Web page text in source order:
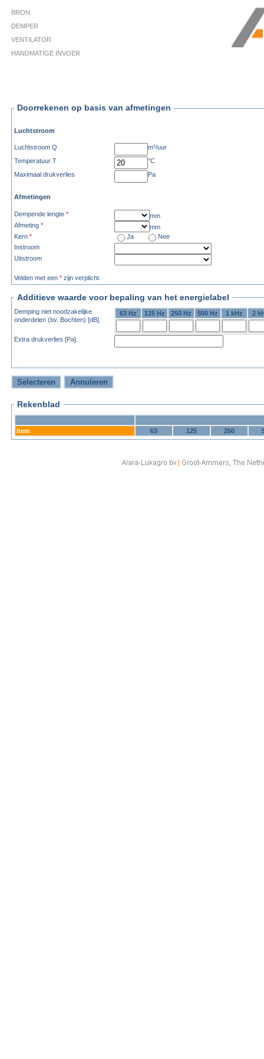
BRON
DEMPER
VENTILATOR
HANDMATIGE INVOER
Doorrekenen op basis van afmetingen
Luchtstroom
Luchtstroom Q
m³/uur
Temperatuur T
°C
Maximaal drukverlies
Pa
Afmetingen
Dempende lengte *
mm
Afmeting *
mm
Kern * Ja
Nee
Instroom
Uitstroom
Velden met een * zijn verplicht.
Additieve waarde voor bepaling van het energielabel
Demping niet noodzakelijke
onderdelen (bv. Bochten) [dB].
63 Hz 125 Hz 250 Hz 500 Hz 1 kHz 2
Extra drukverlies [Pa].
Rekenblad
Item 63 125 250